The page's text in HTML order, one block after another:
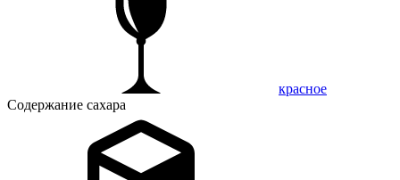
красное
Содержание сахара